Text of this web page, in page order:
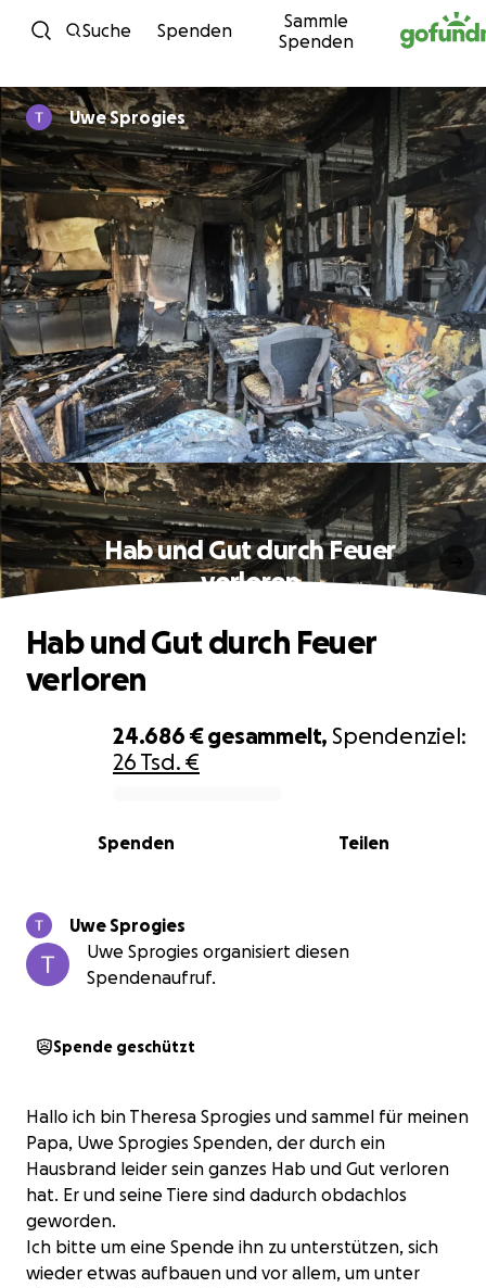
Zum Inhalt
Suche Spenden
Sammle
Spenden
Uwe Sprogies
Hab und Gut durch Feuer
verloren
24.686 € gesammelt, Spendenziel:
26 Tsd. €
Teilen
Spenden
Hab und Gut durch Feuer
verloren
Uwe Sprogies
Uwe Sprogies organisiert diesen
Spendenaufruf.
Spende geschützt
Hallo ich bin Theresa Sprogies und sammel für meinen
Papa, Uwe Sprogies Spenden, der durch ein
Hausbrand leider sein ganzes Hab und Gut verloren
hat. Er und seine Tiere sind dadurch obdachlos
geworden.
Ich bitte um eine Spende ihn zu unterstützen, sich
wieder etwas aufbauen und vor allem, um unter